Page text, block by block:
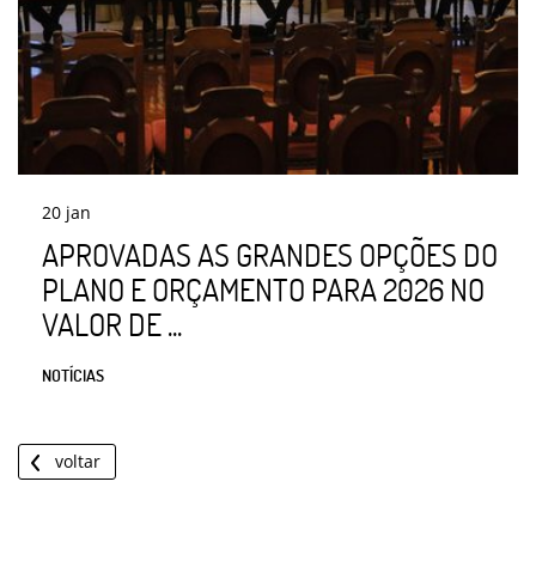
20 jan
APROVADAS AS GRANDES OPÇÕES DO
PLANO E ORÇAMENTO PARA 2026 NO
VALOR DE ...
NOTÍCIAS
voltar